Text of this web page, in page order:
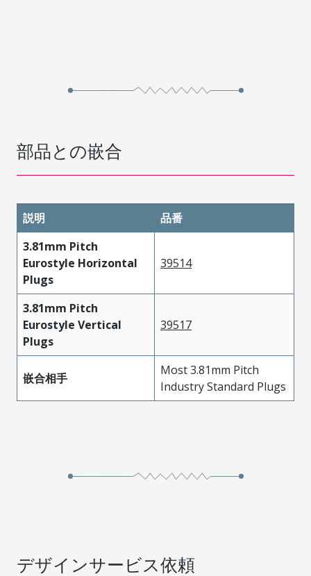
部品との嵌合
説明
品番
3.81mm Pitch
Eurostyle Horizontal
Plugs
39514
3.81mm Pitch
Eurostyle Vertical
Plugs
39517
嵌合相手
Most 3.81mm Pitch
Industry Standard Plugs
デザインサービス依頼